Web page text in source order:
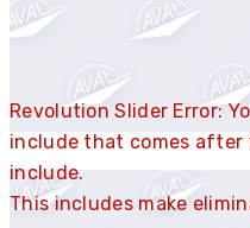
Revolution Slider Error:
include that comes
include.
This includes make